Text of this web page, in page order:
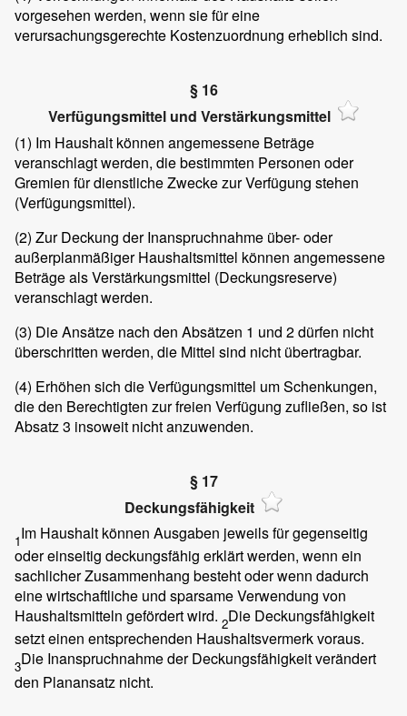
vorgesehen werden, wenn sie für eine
verursachungsgerechte Kostenzuordnung erheblich sind.
§ 16
Verfügungsmittel und Verstärkungsmittel
(1) Im Haushalt können angemessene Beträge
veranschlagt werden, die bestimmten Personen oder
Gremien für dienstliche Zwecke zur Verfügung stehen
(Verfügungsmittel).
(2) Zur Deckung der Inanspruchnahme über- oder
außerplanmäßiger Haushaltsmittel können angemessene
Beträge als Verstärkungsmittel (Deckungsreserve)
veranschlagt werden.
(3) Die Ansätze nach den Absätzen 1 und 2 dürfen nicht
überschritten werden, die Mittel sind nicht übertragbar.
(4) Erhöhen sich die Verfügungsmittel um Schenkungen,
die den Berechtigten zur freien Verfügung zufließen, so ist
Absatz 3 insoweit nicht anzuwenden.
§ 17
Deckungsfähigkeit
1Im Haushalt können Ausgaben jeweils für gegenseitig
oder einseitig deckungsfähig erklärt werden, wenn ein
sachlicher Zusammenhang besteht oder wenn dadurch
eine wirtschaftliche und sparsame Verwendung von
Haushaltsmitteln gefördert wird. 2Die Deckungsfähigkeit
setzt einen entsprechenden Haushaltsvermerk voraus.
3Die Inanspruchnahme der Deckungsfähigkeit verändert
den Planansatz nicht.